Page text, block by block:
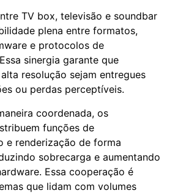
TV box, televisão e soundbar
plena entre formatos,
e protocolos de
sinergia garante que
resolução sejam entregues
ou perdas perceptíveis.
coordenada, os
funções de
e renderização de forma
sobrecarga e aumentando
Essa cooperação é
que lidam com volumes